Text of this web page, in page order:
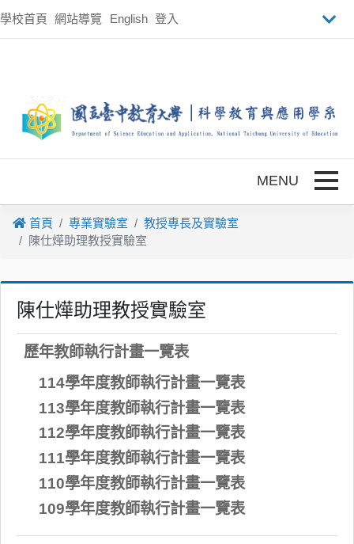
學校首頁 網站導覽 English 登入
首頁 專業實驗室
教授專長及實驗室
陳仕燁助理教授實驗室
陳仕燁助理教授實驗室
歷年教師執行計畫一覽表
114學年度教師執行計畫一覽表
113學年度教師執行計畫一覽表
112學年度教師執行計畫一覽表
111學年度教師執行計畫一覽表
110學年度教師執行計畫一覽表
109學年度教師執行計畫一覽表